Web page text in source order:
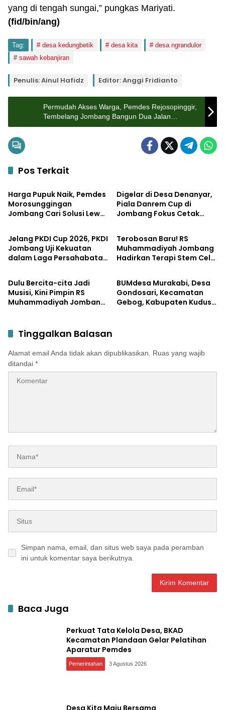
yang di tengah sungai,” pungkas Mariyati.
(fid/bin/ang)
Tag: desa kedungbetik desa kita
desa ngrandulor
sawah kebanjiran
Penulis: Ainul Hafidz Editor: Anggi Fridianto
Permudah Akses Warga, Pemdes Rejosopinggir,
Tembelang Jombang Bangun Dua Jalan
Lingkungan
Pos Terkait
Uncategorized
Harga Pupuk Naik, Pemdes
Morosunggingan
Jombang Cari Solusi Lewat
Digelar di Desa Denanyar,
Piala Danrem Cup di
Jombang Fokus Cetak
Uncategorized
Jelang PKDI Cup 2026, PKDI
Jombang Uji Kekuatan
dalam Laga Persahabatan
Uncategorized
Terobosan Baru! RS
Muhammadiyah Jombang
Hadirkan Terapi Stem Cell
Uncategorized
Dulu Bercita-cita Jadi
Musisi, Kini Pimpin RS
Muhammadiyah Jombang
Pemerintahan
BUMdesa Murakabi, Desa
Gondosari, Kecamatan
Gebog, Kabupaten Kudus
Tinggalkan Balasan
Alamat email Anda tidak akan dipublikasikan.
Ruas yang wajib
ditandai *
Simpan nama, email, dan situs web saya pada peramban
ini untuk komentar saya berikutnya.
Baca Juga
Perkuat Tata Kelola Desa, BKAD
Kecamatan Plandaan Gelar Pelatihan
Aparatur Pemdes
Pemerintahan 3 Agustus 2026
Desa Kita Maju Bersama